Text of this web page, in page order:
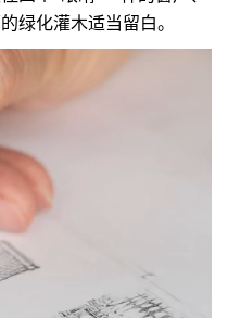
绿化灌木适当留白。